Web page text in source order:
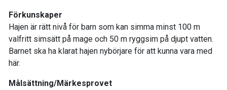
Förkunskaper
Hajen är rätt nivå för barn som kan simma minst 100 m
valfritt simsätt på mage och 50 m ryggsim på djupt vatten.
Barnet ska ha klarat hajen nybörjare för att kunna vara med
här.
Målsättning/Märkesprovet